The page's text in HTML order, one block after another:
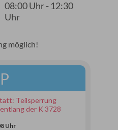
08:00 Uhr - 12:30
Uhr
möglich!
Teilsperrung
der K 3728
Uhr